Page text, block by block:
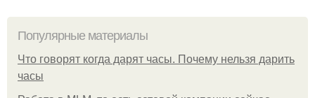
Популярные материалы
Что говорят когда дарят часы. Почему нельзя дарить
часы